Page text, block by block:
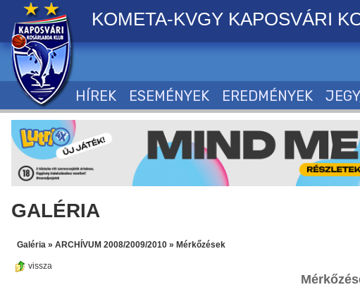
KOMETA-KVGY KAPOSVÁRI
HÍREK ESEMÉNYEK EREDMÉNYEK
GALÉRIA
Galéria » ARCHÍVUM 2008/2009/2010 » Mérkőzések
vissza